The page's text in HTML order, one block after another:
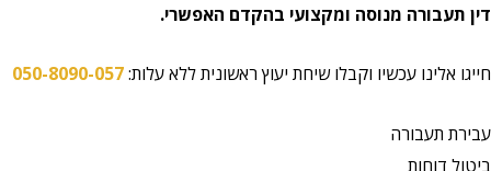
דין תעבורה מנוסה ומקצועי בהקדם האפשרי.
חייגו אלינו עכשיו וקבלו שיחת יעוץ ראשונית ללא עלות:050-8090-057
עבירת תעבורה
ביטול דוחות